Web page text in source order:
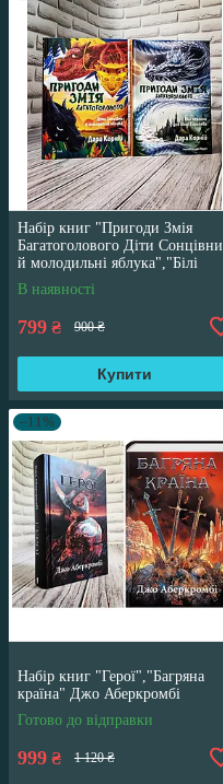
Набір книг "Пригоди Змія
Багатоголового Діти Сонцівни
й молодильні яблука","Білі
перлини для Білої Королеви"
В наявності
799 ₴ 900 ₴
Купити
–11%
Набір книг "Герої","Багряна
країна" Джо Аберкромбі
Готово до відправки
999 ₴ 1 120 ₴